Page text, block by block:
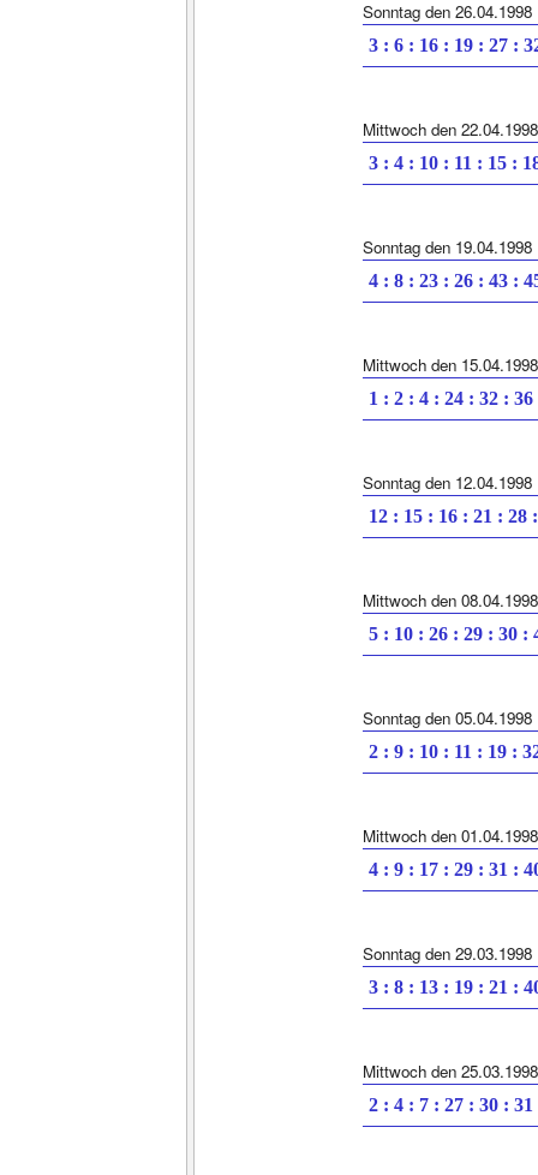
Sonntag den 26.04.1998
3 : 6 : 16 : 19 : 27 :
Mittwoch den 22.04.1998
3 : 4 : 10 : 11 : 15 :
Sonntag den 19.04.1998
4 : 8 : 23 : 26 : 43 :
Mittwoch den 15.04.1998
1 : 2 : 4 : 24 : 32 : 36
Sonntag den 12.04.1998
12 : 15 : 16 : 21 : 28
Mittwoch den 08.04.1998
5 : 10 : 26 : 29 : 30 :
Sonntag den 05.04.1998
2 : 9 : 10 : 11 : 19 :
Mittwoch den 01.04.1998
4 : 9 : 17 : 29 : 31 :
Sonntag den 29.03.1998
3 : 8 : 13 : 19 : 21 :
Mittwoch den 25.03.1998
2 : 4 : 7 : 27 : 30 : 31